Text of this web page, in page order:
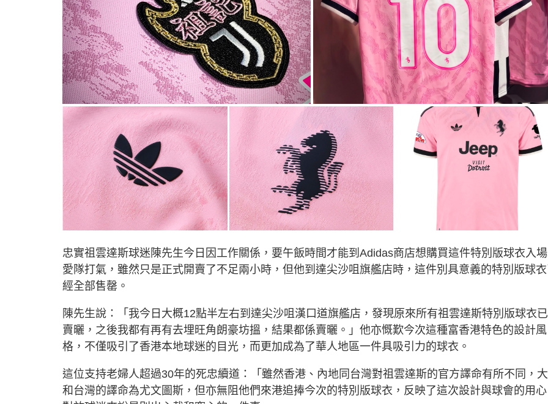
忠實祖雲達斯球迷陳先生今日因工作關係，要午飯時間才能到Adidas商店想購買這件特別版球衣入
愛隊打氣，雖然只是正式開賣了不足兩小時，但他到達尖沙咀旗艦店時，這件別具意義的特別版球
經全部售罄。
陳先生說：「我今日大概12點半左右到達尖沙咀漢口道旗艦店，發現原來所有祖雲達斯特別版球衣
賣曬，之後我都有再有去埋旺角朗豪坊搵，結果都係賣曬。」他亦慨歎今次這種富香港特色的設計風
格，不僅吸引了香港本地球迷的目光，而更加成為了華人地區一件具吸引力的球衣。
這位支持老婦人超過30年的死忠續道：「雖然香港、內地同台灣對祖雲達斯的官方譯命有所不同，
和台灣的譯命為尤文圖斯，但亦無阻他們來港追捧今次的特別版球衣，反映了這次設計與球會的用